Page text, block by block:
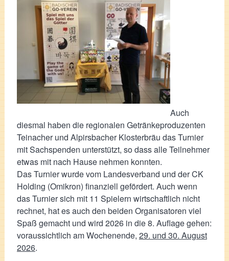
Auch
diesmal haben die regionalen Getränkeproduzenten
Teinacher und Alpirsbacher Klosterbräu das Turnier
mit Sachspenden unterstützt, so dass alle Teilnehmer
etwas mit nach Hause nehmen konnten.
Das Turnier wurde vom Landesverband und der CK
Holding (Omikron) finanziell gefördert. Auch wenn
das Turnier sich mit 11 Spielern wirtschaftlich nicht
rechnet, hat es auch den beiden Organisatoren viel
Spaß gemacht und wird 2026 in die 8. Auflage gehen:
voraussichtlich am Wochenende, 29. und 30. August
2026.